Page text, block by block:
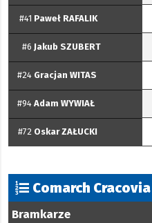
#41 Paweł RAFALIK
#6 Jakub SZUBERT
#24 Gracjan WITAS
#94 Adam WYWIAŁ
#72 OskarZAŁUCKI
Comarch Cracovia
Bramkarze